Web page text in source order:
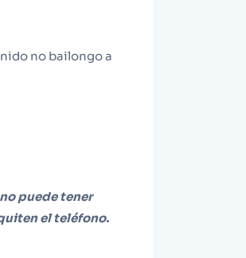
no bailongo a
puede tener
el teléfono.